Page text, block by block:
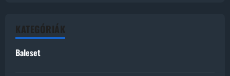
KATEGÓRIÁK
Baleset